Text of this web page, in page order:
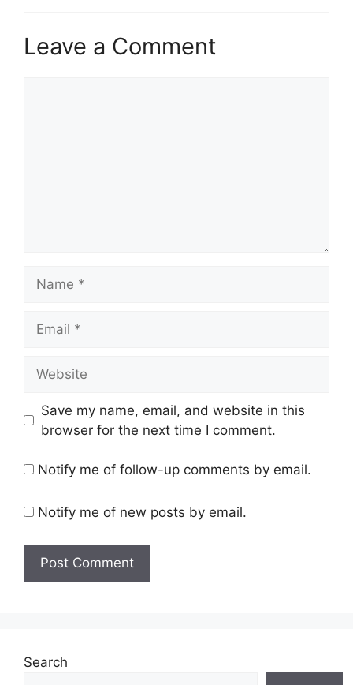
Leave a Comment
Save my name, email, and website in this
browser for the next time I comment.
Notify me of follow-up comments by email.
Notify me of new posts by email.
Search